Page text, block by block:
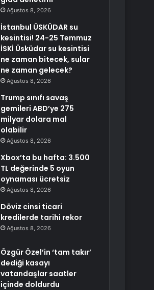
Ağustos 8, 2026
İstanbul ÜSKÜDAR su
kesintisi! 24-25 Temmuz
İSKİ Üsküdar su kesintisi
ne zaman bitecek, sular
ne zaman gelecek?
Ağustos 8, 2026
Trump sınıfı savaş
gemileri ABD’ye 275
milyar dolara mal
olabilir
Ağustos 8, 2026
Xbox’ta bu hafta: 3.500
TL değerinde 5 oyun
oynaması ücretsiz
Ağustos 8, 2026
Döviz cinsi ticari
kredilerde tarihi rekor
Ağustos 8, 2026
Özgür Özel’in ‘tam takır’
dediği kasayı
vatandaşlar saatler
içinde doldurdu